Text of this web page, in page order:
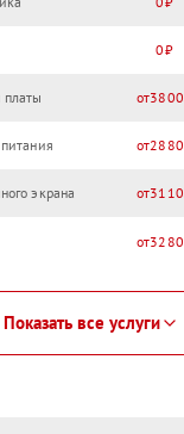
0
3800
2880
экрана 3110
3280
Показать все услуги